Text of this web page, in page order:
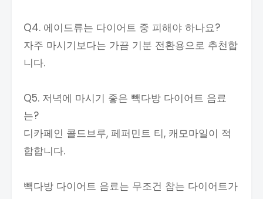
Q4. 에이드류는 다이어트 중 피해야 하나요?
자주 마시기보다는 가끔 기분 전환용으로 추천합
니다.
Q5. 저녁에 마시기 좋은 빽다방 다이어트 음료
는?
디카페인 콜드브루, 페퍼민트 티, 캐모마일이 적
합합니다.
빽다방 다이어트 음료는 무조건 참는 다이어트가